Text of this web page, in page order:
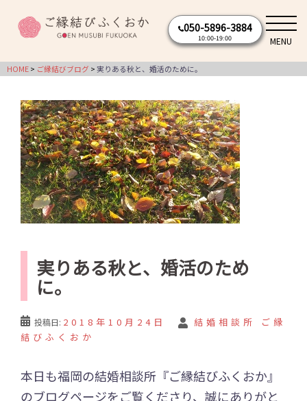
ン
050-5896-3884
10:00-19:00 MENU
HOME ご縁結びブログ 実りある秋と、婚活のために。
実りある秋と、婚活のため
に。
投稿日: 2018年10月24日
結婚相談所 ご縁
結びふくおか
本日も福岡の結婚相談所『ご縁結びふくおか』
のブログページをご覧くださり、誠にありがと